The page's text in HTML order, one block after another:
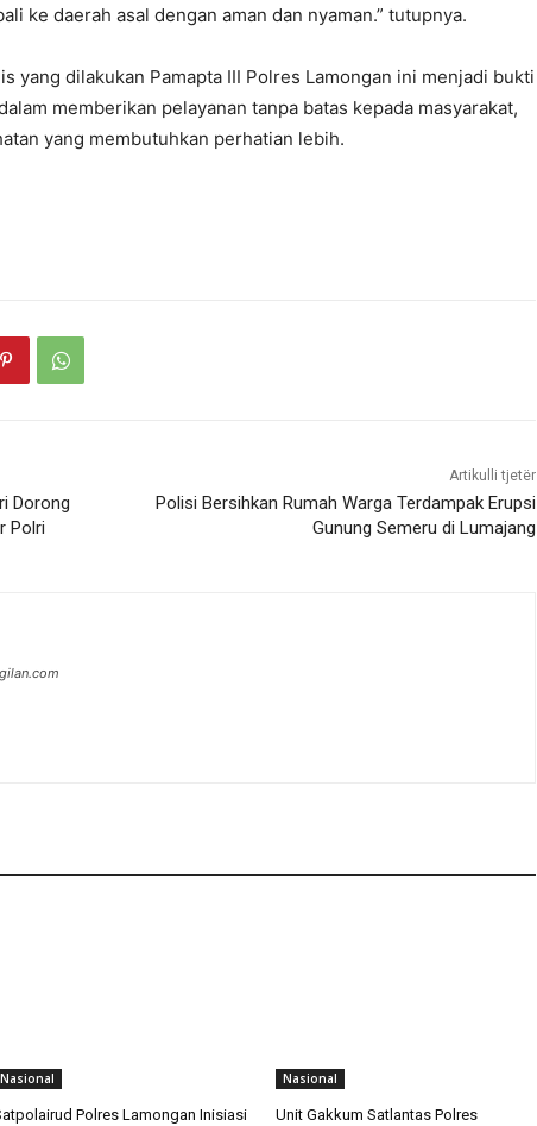
ke daerah asal dengan aman dan nyaman.” tutupnya.
yang dilakukan Pamapta III Polres Lamongan ini menjadi bukti
memberikan pelayanan tanpa batas kepada masyarakat,
yang membutuhkan perhatian lebih.
Dorong
Polri
Artikulli tjetër
Polisi Bersihkan Rumah Warga Terdampak Erupsi
Gunung Semeru di Lumajang
Nasional
Polres Lamongan Inisiasi
Nasional
Unit Gakkum Satlantas Polres